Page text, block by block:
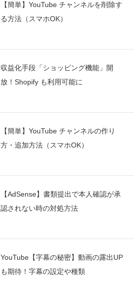
【簡単】YouTube チャンネルを削除す
る方法（スマホOK）
収益化手段「ショッピング機能」開
放！Shopify も利用可能に
【簡単】YouTube チャンネルの作り
方・追加方法（スマホOK）
【AdSense】書類提出で本人確認が承
認されない時の対処方法
YouTube【字幕の秘密】動画の露出UP
も期待！字幕の設定や種類